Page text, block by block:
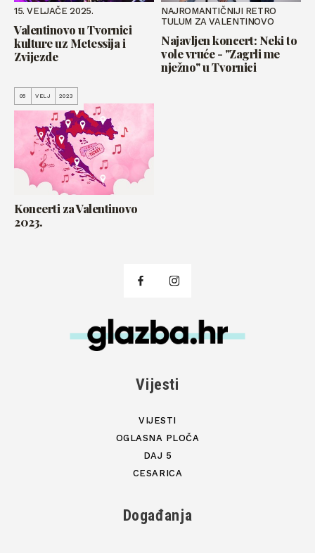
15. VELJAČE 2025.
Valentinovo u Tvornici
kulture uz Metessija i
Zvijezde
NAJROMANTIČNIJI RETRO
TULUM ZA VALENTINOVO
Najavljen koncert: Neki to
vole vruće - "Zagrli me
nježno" u Tvornici
05 VELJ 2023
Koncerti za Valentinovo
2023.
Vijesti
VIJESTI
OGLASNA PLOČA
DAJ 5
CESARICA
Događanja